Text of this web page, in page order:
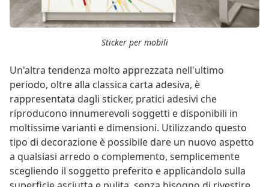
Sticker per mobili
Un'altra tendenza molto apprezzata nell'ultimo
periodo, oltre alla classica carta adesiva, è
rappresentata dagli sticker, pratici adesivi che
riproducono innumerevoli soggetti e disponibili in
moltissime varianti e dimensioni. Utilizzando questo
tipo di decorazione è possibile dare un nuovo aspetto
a qualsiasi arredo o complemento, semplicemente
scegliendo il soggetto preferito e applicandolo sulla